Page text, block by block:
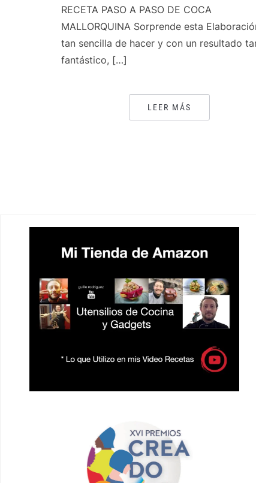
RECETA PASO A PASO DE COCA
MALLORQUINA Sorprende esta
tan sencilla de hacer y con un resultado
fantástico, […]
LEER MÁS